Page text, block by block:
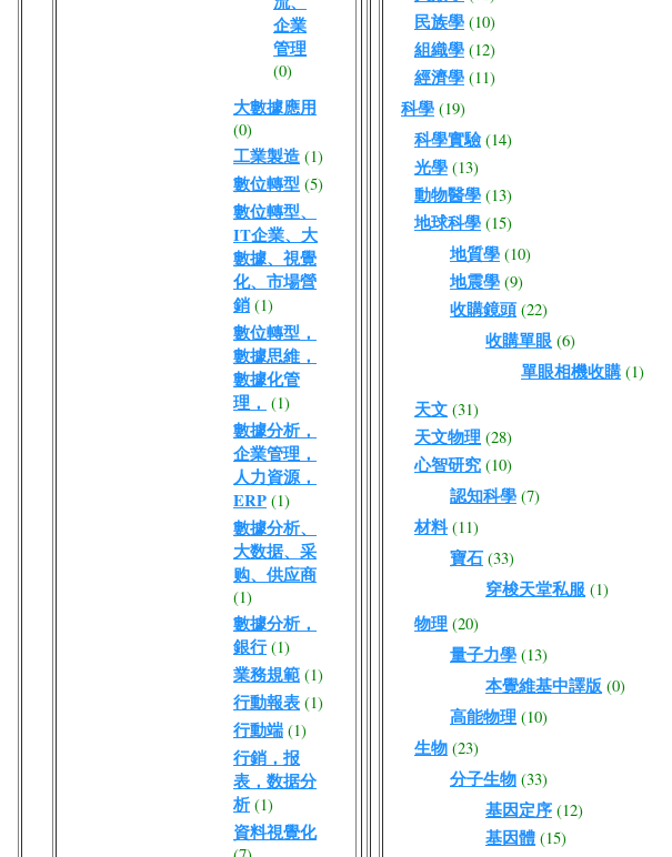
企業
管理
(0)
大數據應用
(0)
工業製造 (1)
數位轉型 (5)
數位轉型、
IT企業、大
數據、視覺
化、市場營
銷 (1)
數位轉型，
數據思維，
數據化管
理， (1)
數據分析，
企業管理，
人力資源，
ERP (1)
數據分析、
大数据、采
购、供应商
(1)
數據分析，
銀行 (1)
業務規範 (1)
行動報表 (1)
行動端 (1)
行銷，报
表，数据分
析 (1)
資料視覺化
民族學 (10)
組織學 (12)
經濟學 (11)
科學 (19)
科學實驗 (14)
光學 (13)
動物醫學 (13)
地球科學 (15)
地質學 (10)
地震學 (9)
收購鏡頭 (22)
收購單眼 (6)
單眼相機收購 (1)
天文 (31)
天文物理 (28)
心智研究 (10)
認知科學 (7)
材料 (11)
寶石 (33)
穿梭天堂私服 (1)
物理 (20)
量子力學 (13)
本覺維基中譯版 (0)
高能物理 (10)
生物 (23)
分子生物 (33)
基因定序 (12)
基因體 (15)